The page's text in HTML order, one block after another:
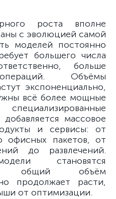
роста вполне
с эволюцией самой
моделей постоянно
большего числа
больше
Объёмы
экспоненциально,
всё более мощные
массовое
и сервисы: от
офисных пакетов, от
до развлечений.
становятся
общий объём
продолжает расти,
от оптимизации.